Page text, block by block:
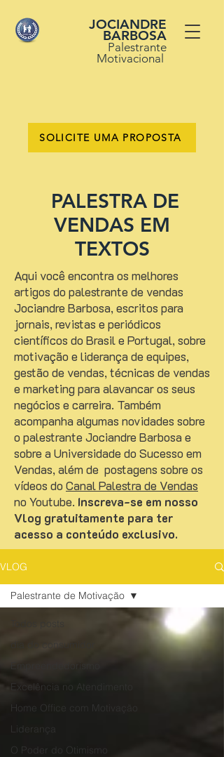
JOCIANDRE
BARBOSA
Palestrante
Motivacional
SOLICITE UMA PROPOSTA
PALESTRA DE
VENDAS EM
TEXTOS
Aqui você encontra os melhores
artigos do palestrante de vendas
Jociandre Barbosa, escritos para
jornais, revistas e periódicos
científicos do Brasil e Portugal, sobre
motivação e liderança de equipes,
gestão de vendas, técnicas de vendas
e marketing para alavancar os seus
negócios e carreira. Também
acompanha algumas novidades sobre
o palestrante Jociandre Barbosa e
sobre a Universidade do Sucesso em
Vendas, além de postagens sobre os
vídeos do Canal Palestra de Vendas
no Youtube. Inscreva-se em nosso
Vlog gratuitamente para ter
acesso a conteúdo exclusivo.
VLOG
Empreendedorismo
Excelência no Atendimento
Home Office com Motivação
Liderança
O Poder do Otimismo
Palestrante de Motivação